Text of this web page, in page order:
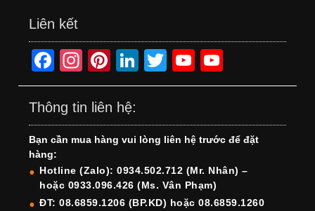
Liên kết
F
a
c
e
b
o
o
In
st
a
gr
a
m
Pi
nt
er
e
st
Li
n
e
dI
n
T
wi
er
Y
o
T
u
b
e
o
T
u
b
e
Thông tin liên hệ:
Bạn cần mua hàng vui lòng liên hệ trước để đặt
hàng:
Hotline (Zalo): 0934.502.712 (Mr. Nhân) –
hoặc 0933.096.426 (Ms. Vân Phạm)
ĐT: 08.6859.1206 (BP.KD) hoặc 08.6859.1260